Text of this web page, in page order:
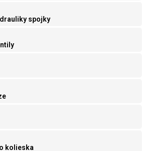
spojky
kolieska